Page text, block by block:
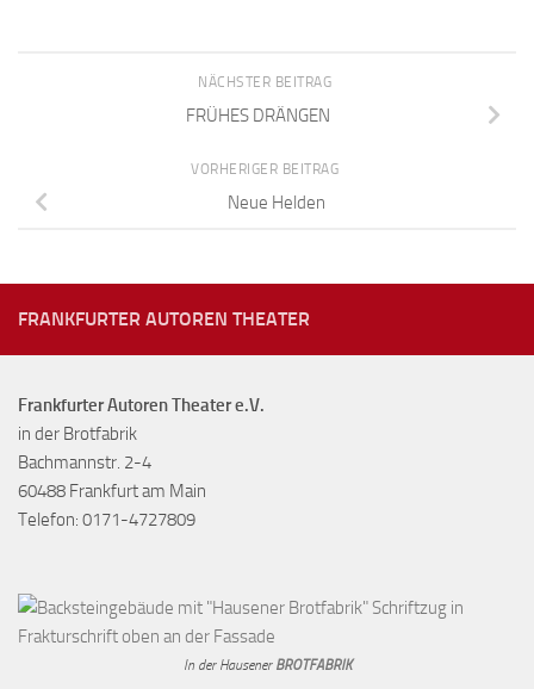
NÄCHSTER BEITRAG
FRÜHES DRÄNGEN
VORHERIGER BEITRAG
Neue Helden
FRANKFURTER AUTOREN THEATER
Frankfurter Autoren Theater e.V.
in der Brotfabrik
Bachmannstr. 2-4
60488 Frankfurt am Main
Telefon: 0171-4727809
In der Hausener BROTFABRIK